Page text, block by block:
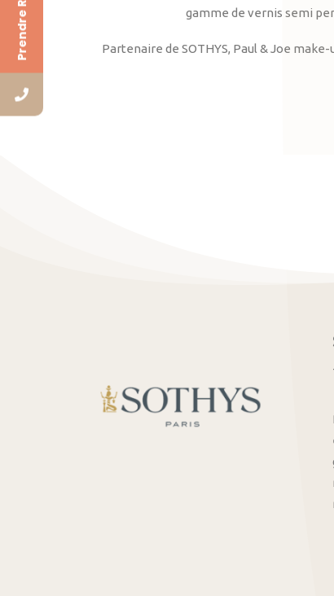
gamme de vernis semi
Partenaire de SOTHYS, Paul & Joe
Prendre RDV